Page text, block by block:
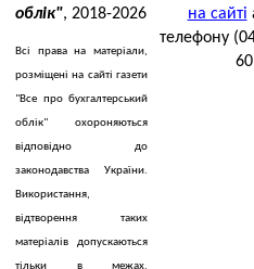
облік", 2018-2026
Всі права на матеріали,
розміщені на сайті газети
"Все про бухгалтерський
облік" охороняються
відповідно до
законодавства України.
Використання,
відтворення таких
матеріалів допускаються
тільки в межах,
на сайті
телефону
60